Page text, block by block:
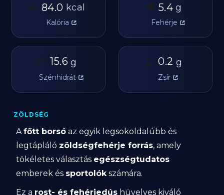
🔥 84.0 kcal
Kalória
🥩 5.4 g
Fehérje
🥔 15.6 g
Szénhidrát
🫒 0.2 g
Zsír
ZÖLDSÉG
Afőtt borsó az egyik legsokoldalúbb és
legtápláló zöldségfehérje forrás, amely
tökéletes választás egészségtudatos
emberek és sportolókszámára.
Ez a rost- és fehérjedús hüvelyes kiváló